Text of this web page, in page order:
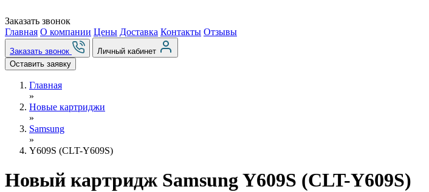
Заказать звонок
Главная О компании Цены Доставка Контакты Отзывы
Заказать звонок
Личный кабинет
Оставить заявку
Главная
»
Новые картриджи
»
Samsung
»
Y609S (CLT-Y609S)
Новый картридж Samsung Y609S (CLT-Y609S)